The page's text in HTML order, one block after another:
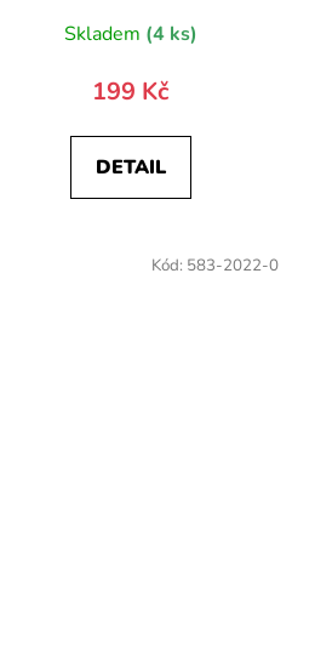
Skladem (4 ks)
199 Kč
DETAIL
Kód: 583-2022-0